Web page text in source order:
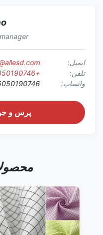
ایمیل:
تلفن:
+86-15050190746
واتساپ:
پرس و